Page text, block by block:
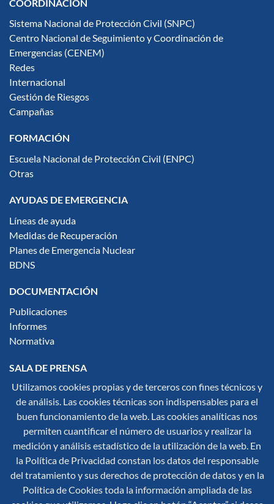
COORDINACIÓN
Sistema Nacional de Protección Civil (SNPC)
Centro Nacional de Seguimiento y Coordinación de
Emergencias (CENEM)
Redes
Internacional
Gestión de Riesgos
Campañas
FORMACIÓN
Escuela Nacional de Protección Civil (ENPC)
Otras
AYUDAS DE EMERGENCIA
Líneas de ayuda
Medidas de Recuperación
Planes de Emergencia Nuclear
BDNS
DOCUMENTACIÓN
Publicaciones
Informes
Normativa
SALA DE PRENSA
Notas de Prensa
Noticias
Multimedia
Infografías
Síguenos en redes sociales:
Utilizamos cookies propias y de terceros con fines técnicos y
de análisis. Las cookies técnicas son indispensables para el
buen funcionamiento de la web. Las cookies analíticas nos
permiten cuantificar el número de usuarios y realizar la
medición y análisis estadístico de la utilización de la web. En
la Política de Privacidad constan los datos del responsable
del tratamiento y sus derechos de protección de datos y en la
Política de Cookies toda la información ampliada de las